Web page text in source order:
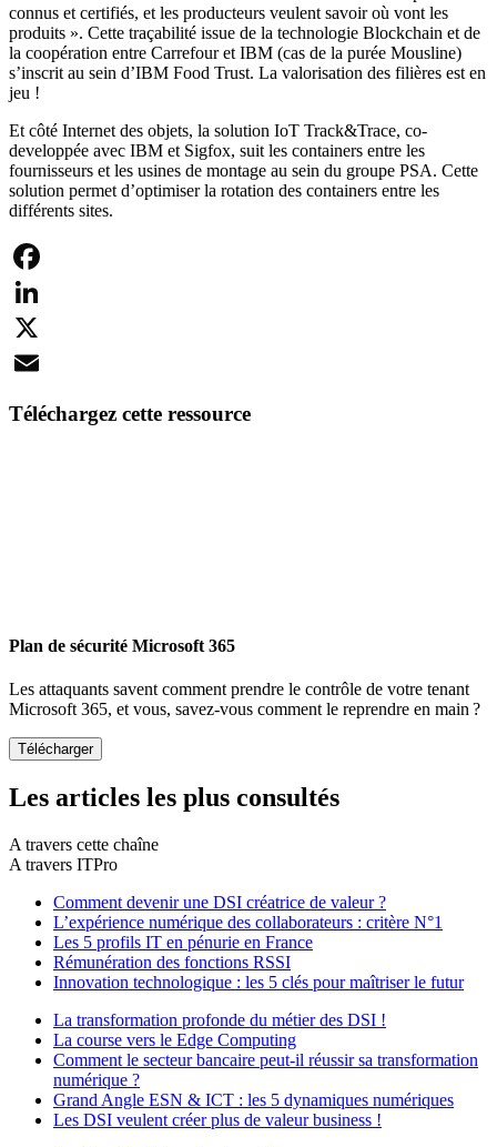
connus et certifiés, et les producteurs veulent savoir où vont les
produits ». Cette traçabilité issue de la technologie Blockchain et de
la coopération entre Carrefour et IBM (cas de la purée Mousline)
s’inscrit au sein d’IBM Food Trust. La valorisation des filières est en
jeu !
Et côté Internet des objets, la solution IoT Track&Trace, co-
developpée avec IBM et Sigfox, suit les containers entre les
fournisseurs et les usines de montage au sein du groupe PSA. Cette
solution permet d’optimiser la rotation des containers entre les
différents sites.
Facebook
LinkedIn
X
Téléchargez cette ressource
Plan de sécurité Microsoft 365
Les attaquants savent comment prendre le contrôle de votre tenant
Microsoft 365, et vous, savez-vous comment le reprendre en main ?
Les articles les plus consultés
A travers cette chaîne
A travers ITPro
Comment devenir une DSI créatrice de valeur ?
L’expérience numérique des collaborateurs : critère N°1
Les 5 profils IT en pénurie en France
Rémunération des fonctions RSSI
Innovation technologique : les 5 clés pour maîtriser le futur
La transformation profonde du métier des DSI !
La course vers le Edge Computing
Comment le secteur bancaire peut-il réussir sa transformation
numérique ?
Grand Angle ESN & ICT : les 5 dynamiques numériques
Les DSI veulent créer plus de valeur business !